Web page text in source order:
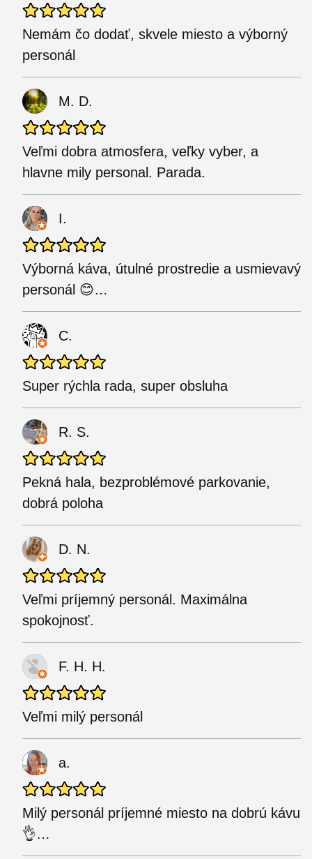
Nemám čo dodať, skvele miesto a výborný
personál
M. D.
Veľmi dobra atmosfera, veľky vyber, a
hlavne mily personal. Parada.
I.
Výborná káva, útulné prostredie a usmievavý
personál 😊…
C.
Super rýchla rada, super obsluha
R. S.
Pekná hala, bezproblémové parkovanie,
dobrá poloha
D. N.
Veľmi príjemný personál. Maximálna
spokojnosť.
F. H. H.
Veľmi milý personál
a.
Milý personál príjemné miesto na dobrú kávu
👌…